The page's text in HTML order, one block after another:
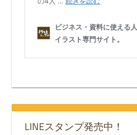
LINEスタンプ発売中！